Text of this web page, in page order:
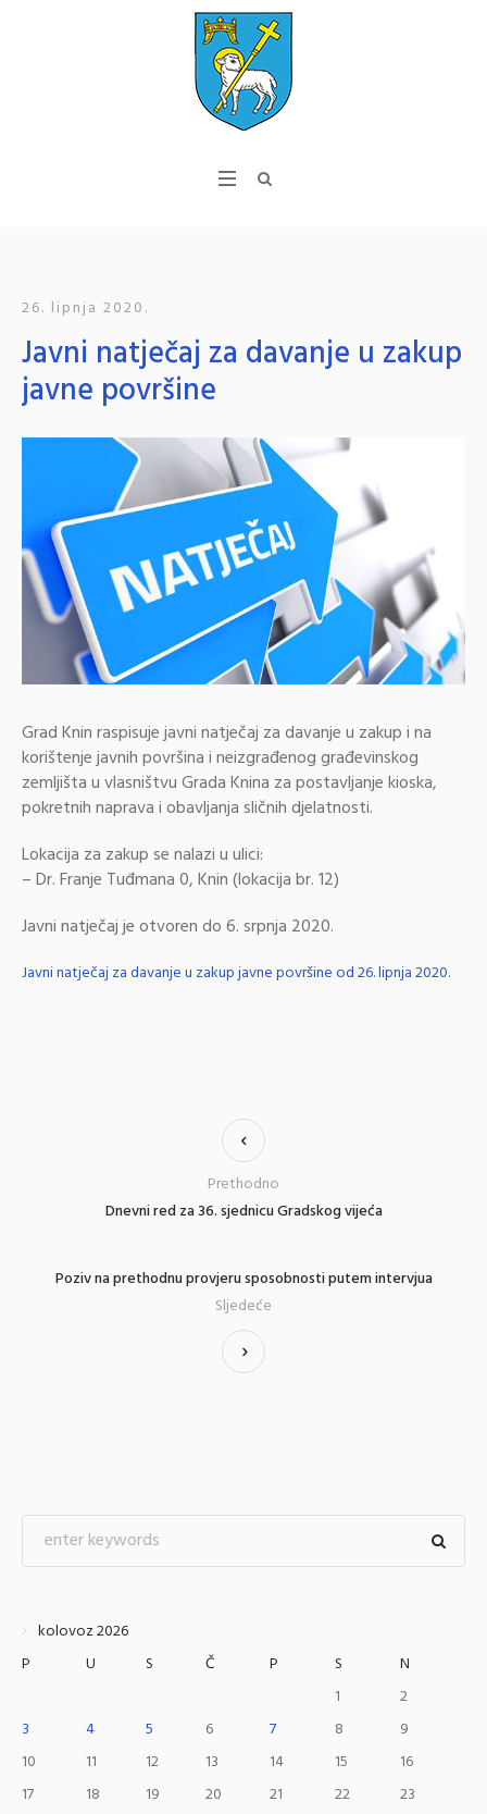
26. lipnja 2020.
Javni natječaj za davanje u zakup
javne površine
Grad Knin raspisuje javni natječaj za davanje u zakup i na
korištenje javnih površina i neizgrađenog građevinskog
zemljišta u vlasništvu Grada Knina za postavljanje kioska,
pokretnih naprava i obavljanja sličnih djelatnosti.
Lokacija za zakup se nalazi u ulici:
– Dr. Franje Tuđmana 0, Knin (lokacija br. 12)
Javni natječaj je otvoren do 6. srpnja 2020.
Javni natječaj za davanje u zakup javne površine od 26. lipnja 2020.
Dnevni red za 36. sjednicu Gradskog vijeća
Prethodno
Poziv na prethodnu provjeru sposobnosti putem intervjua
Sljedeće
kolovoz 2026
P
U S Č P S
N
1
2
3
4 5 6 7 8
9
10
11 12 13 14 15
16
17
18 19 20 21 22
23